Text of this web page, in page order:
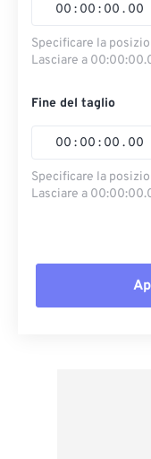
00 : 00 : 00 . 00
Specificare la
Lasciare a
Fine del taglio
00 : 00 : 00 . 00
Specificare la
Lasciare a